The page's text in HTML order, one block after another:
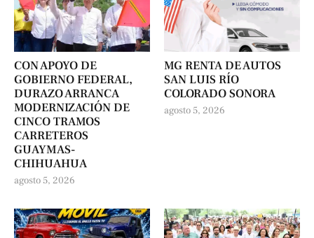
CON APOYO DE
GOBIERNO FEDERAL,
DURAZO ARRANCA
MODERNIZACIÓN DE
CINCO TRAMOS
CARRETEROS
GUAYMAS-
CHIHUAHUA
agosto 5, 2026
MG RENTA DE AUTOS
SAN LUIS RÍO
COLORADO SONORA
agosto 5, 2026